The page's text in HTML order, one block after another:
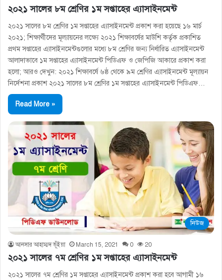
২০২১ সালের ৮ম শ্রেণির ১ম সপ্তাহের এ্যাসাইনমেন্ট
২০২১ সালের ৮ম শ্রেণির ১ম সপ্তাহের এ্যাসাইনমেন্ট প্রকাশ করা হয়েছে ১৬ মার্চ
২০২১; শিক্ষার্থীদের মূল্যায়নের লক্ষ্যে ২০২১ শিক্ষাবর্ষের মাউশি কর্তৃক প্রকাশিত
প্রথম সপ্তাহের এ্যাসাইনমেন্টগুলোর মধ্যে ৮ম শ্রেণির জন্য নির্ধারিত এ্যাসাইনমেন্ট
আলাদাভাবে ১ম সপ্তাহের এ্যাসাইনমেন্ট পিডিএফ ও জেপিজি আকারে প্রকাশ করা
হলো; আরও দেখুন: ২০২১ শিক্ষাবর্ষে ৬ষ্ঠ থেকে ৯ম শ্রেণির এ্যাসাইনমেন্ট মূল্যায়ন
নির্দেশনা প্রকাশ ২০২১ সালের ৮ম শ্রেণির ১ম সপ্তাহের এ্যাসাইনমেন্ট পিডিএফ…
Read More »
নিউজ
আনসার আহাম্মদ ভূঁইয়া March 15, 2021 0 20
২০২১ সালের ৭ম শ্রেণির ১ম সপ্তাহের এ্যাসাইনমেন্ট
২০২১ সালের ৭ম শ্রেণির ১ম সপ্তাহের এ্যাসাইনমেন্ট প্রকাশ করা হবে আগামী ১৬